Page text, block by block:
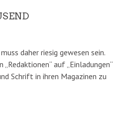
daher riesig gewesen sein.
„Redaktionen“ auf „Einladungen“
Schrift in ihren Magazinen zu